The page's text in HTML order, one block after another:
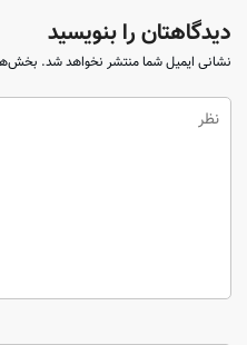
دیدگاهتان را بنویسید
نشانی ایمیل شما منتشر نخواهد شد.